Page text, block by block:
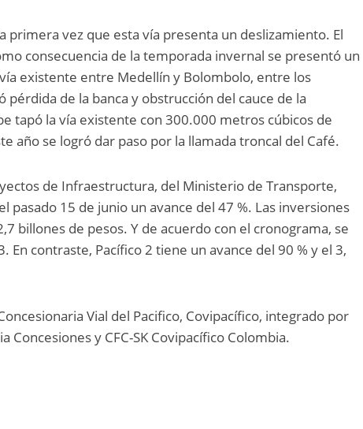
primera vez que esta vía presenta un deslizamiento. El
consecuencia de la temporada invernal se presentó un
existente entre Medellín y Bolombolo, entre los
de la banca y obstrucción del cauce de la
tapó la vía existente con 300.000 metros cúbicos de
año se logró dar paso por la llamada troncal del Café.
de Infraestructura, del Ministerio de Transporte,
pasado 15 de junio un avance del 47 %. Las inversiones
billones de pesos. Y de acuerdo con el cronograma, se
contraste, Pacífico 2 tiene un avance del 90 % y el 3,
Vial del Pacifico, Covipacífico, integrado por
Concesiones y CFC-SK Covipacífico Colombia.